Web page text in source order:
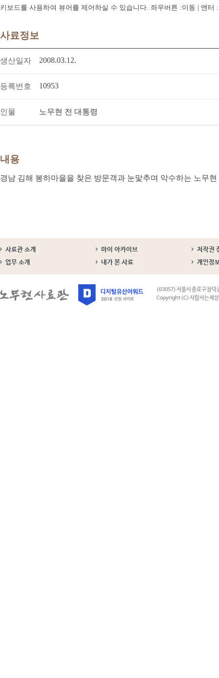
키보드를 사용하여 뷰어를 제어하실 수 있습니다. 좌우버튼 :이동 | 엔터
사료정보
생산일자 2008.03.12.
등록번호 10953
인물 노무현 전 대통령
내용
경남 김해 봉하마을을 찾은 방문객과 눈맟추며 악수하는 노무
사료관 소개 마이 아카이브
저작권
업무 소개
내가 본 사료 개인정
(03057) 서울시 종로구 창덕
Copyright (C) 사람사는세